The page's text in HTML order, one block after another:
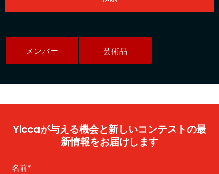
メンバー 芸術品
Yiccaが与える機会と新しいコンテストの最
新情報をお届けします
名前*